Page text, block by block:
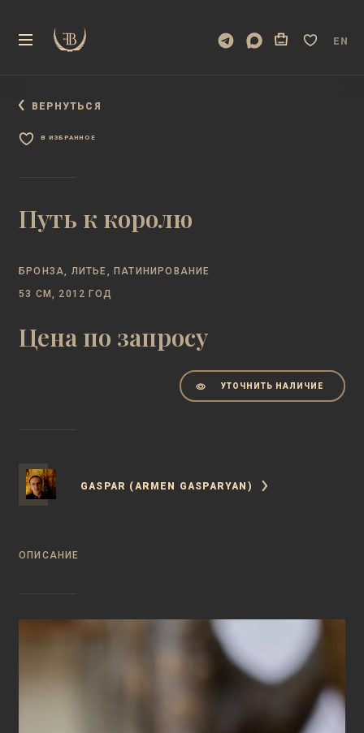
EN
ВЕРНУТЬСЯ
В ИЗБРАННОЕ
Путь к королю
БРОНЗА, ЛИТЬЕ, ПАТИНИРОВАНИЕ
53 СМ, 2012 ГОД
Цена по запросу
УТОЧНИТЬ НАЛИЧИЕ
GASPAR (ARMEN GASPARYAN)
ОПИСАНИЕ